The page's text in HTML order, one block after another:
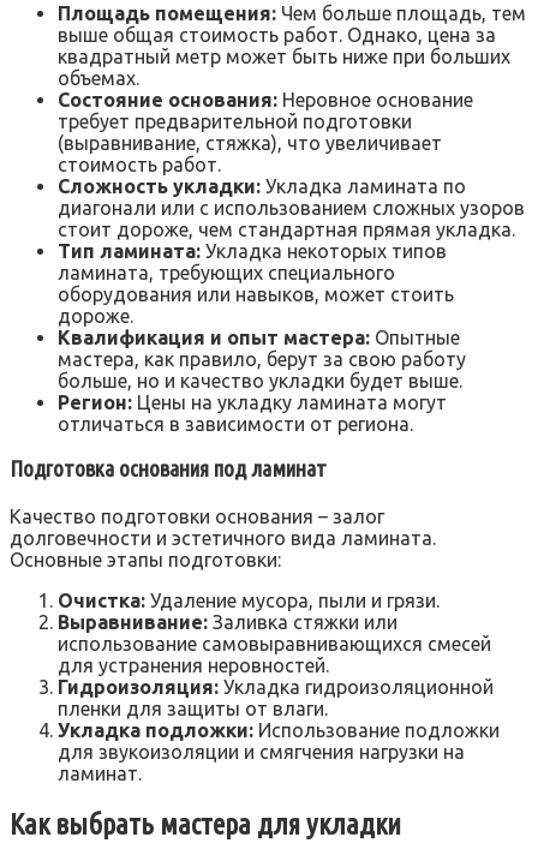
Площадь помещения: Чем больше площадь, тем
выше общая стоимость работ. Однако, цена за
квадратный метр может быть ниже при больших
объемах.
Состояние основания: Неровное основание
требует предварительной подготовки
(выравнивание, стяжка), что увеличивает
стоимость работ.
Сложность укладки: Укладка ламината по
диагонали или с использованием сложных узоров
стоит дороже, чем стандартная прямая укладка.
Тип ламината: Укладка некоторых типов
ламината, требующих специального
оборудования или навыков, может стоить
дороже.
Квалификация и опыт мастера: Опытные
мастера, как правило, берут за свою работу
больше, но и качество укладки будет выше.
Регион: Цены на укладку ламината могут
отличаться в зависимости от региона.
Подготовка основания под ламинат
Качество подготовки основания – залог
долговечности и эстетичного вида ламината.
Основные этапы подготовки:
Очистка: Удаление мусора, пыли и грязи.
Выравнивание: Заливка стяжки или
использование самовыравнивающихся смесей
для устранения неровностей.
Гидроизоляция: Укладка гидроизоляционной
пленки для защиты от влаги.
Укладка подложки: Использование подложки
для звукоизоляции и смягчения нагрузки на
ламинат.
Как выбрать мастера для укладки